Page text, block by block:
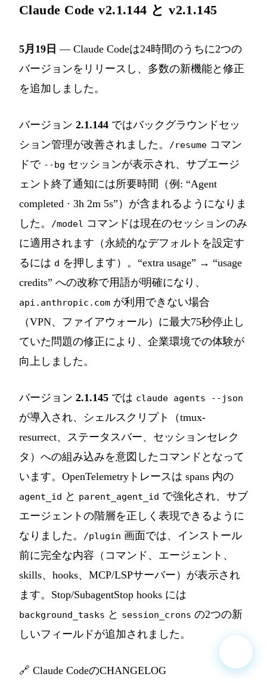
Claude Code v2.1.144 と v2.1.145
5月19日 — Claude Codeは24時間のうちに2つの
バージョンをリリースし、多数の新機能と修正
を追加しました。
バージョン 2.1.144 ではバックグラウンドセッ
ション管理が改善されました。
/resume コマン
ドで --bg セッションが表示され、サブエージ
ェント終了通知には所要時間（例: “Agent
completed · 3h 2m 5s”）が含まれるようになりま
した。
/model コマンドは現在のセッションのみ
に適用されます（永続的なデフォルトを設定す
るには d を押します）。“extra usage” → “usage
credits” への改称で用語が明確になり、
api.anthropic.com が利用できない場合
（VPN、ファイアウォール）に最大75秒停止し
ていた問題の修正により、企業環境での体験が
向上しました。
バージョン 2.1.145 では claude agents --json
が導入され、シェルスクリプト（tmux-
resurrect、ステータスバー、セッションセレク
タ）への組み込みを意図したコマンドとなって
います。OpenTelemetryトレースは spans 内の
agent_id と parent_agent_id で強化され、サブ
エージェントの階層を正しく表現できるように
なりました。
/plugin 画面では、インストール
前に完全な内容（コマンド、エージェント、
skills、hooks、MCP/LSPサーバー）が表示され
ます。Stop/SubagentStop hooks には
background_tasks と session_crons の2つの新
しいフィールドが追加されました。
🔗 Claude CodeのCHANGELOG